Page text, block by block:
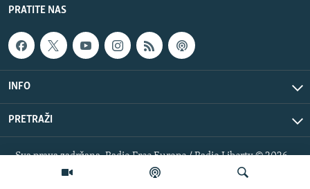
PRATITE NAS
INFO
PRETRAŽI
Sva prava zadržana. Radio Free Europe / Radio Liberty © 2026
RFE/RL, Inc.